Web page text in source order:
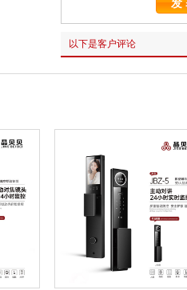
以下是客户评论